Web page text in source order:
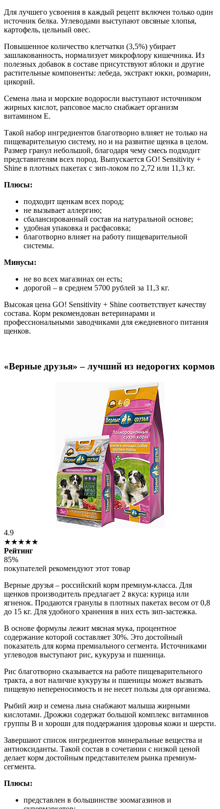
Для лучшего усвоения в каждый рецепт включен только один
источник белка. Углеводами выступают овсяные хлопья,
картофель, цельный овес.
Повышенное количество клетчатки (3,5%) убирает
зашлакованность, нормализует микрофлору кишечника. Из
полезных добавок в составе присутствуют яблоки и другие
растительные компоненты: лебеда, экстракт юкки, розмарин,
цикорий.
Семена льна и морские водоросли выступают источником
жирных кислот, рапсовое масло снабжает организм
витамином Е.
Такой набор ингредиентов благотворно влияет не только на
пищеварительную систему, но и на развитие щенка в целом.
Размер гранул небольшой, благодаря чему смесь подходит
представителям всех пород. Выпускается GO! Sensitivity +
Shine в плотных пакетах с зип-локом по 2,72 или 11,3 кг.
Плюсы:
подходит щенкам всех пород;
не вызывает аллергию;
сбалансированный состав на натуральной основе;
удобная упаковка и расфасовка;
благотворно влияет на работу пищеварительной
системы.
Минусы:
не во всех магазинах он есть;
дорогой – в среднем 5700 рублей за 11,3 кг.
Высокая цена GO! Sensitivity + Shine соответствует качеству
состава. Корм рекомендован ветеринарами и
профессиональными заводчиками для ежедневного питания
щенков.
«Верные друзья» – лучший из недорогих кормов
4.9
★★★★★
Рейтинг
85%
покупателей рекомендуют этот товар
Верные друзья – российский корм премиум-класса. Для
щенков производитель предлагает 2 вкуса: курица или
ягненок. Продаются гранулы в плотных пакетах весом от 0,8
до 15 кг. Для удобного хранения в них есть зип-застежка.
В основе формулы лежит мясная мука, процентное
содержание которой составляет 30%. Это достойный
показатель для корма премиального сегмента. Источниками
углеводов выступают рис, кукуруза и пшеница.
Рис благотворно сказывается на работе пищеварительного
тракта, а вот наличие кукурузы и пшеницы может вызвать
пищевую непереносимость и не несет пользы для организма.
Рыбий жир и семена льна снабжают малыша жирными
кислотами. Дрожжи содержат большой комплекс витаминов
группы В и хороши для поддержания здоровья кожи и шерсти.
Завершают список ингредиентов минеральные вещества и
антиоксиданты. Такой состав в сочетании с низкой ценой
делает корм достойным представителем рынка премиум-
сегмента.
Плюсы:
представлен в большинстве зоомагазинов и